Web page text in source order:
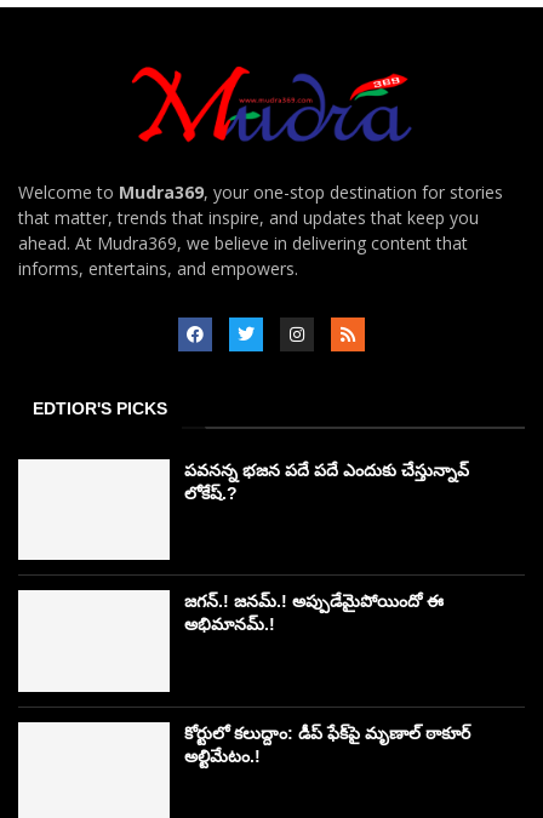
Welcome to Mudra369, your one-stop destination for stories
that matter, trends that inspire, and updates that keep you
ahead. At Mudra369, we believe in delivering content that
informs, entertains, and empowers.
EDTIOR'S PICKS
పవనన్న భజన పదే పదే ఎందుకు చేస్తున్నావ్
లోకేష్.?
జగన్.! జనమ్.! అప్పుడేమైపోయిందో ఈ
అభిమానమ్.!
కోర్టులో కలుద్దాం: డీప్ ఫేక్‌పై మృణాల్ ఠాకూర్
అల్టిమేటం.!